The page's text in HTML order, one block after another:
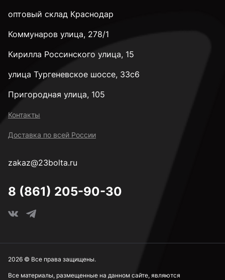
оптовый склад Краснодар
Коммунаров улица, 278/1
Кирилла Россинского улица, 15
улица Тургеневское шоссе, 33с6
Пригородная улица, 105
Контакты
Доставка по всей России
zakaz@23bolta.ru
8 (861) 205-90-30
Все материалы, размещенные на данном сайте, являются
2026 © Все права защищены.